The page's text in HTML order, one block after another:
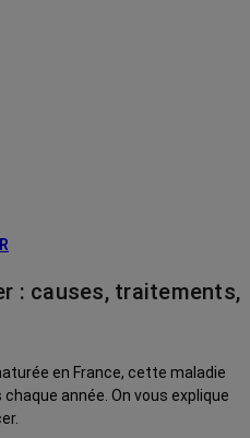
: causes, traitements,
en France, cette maladie
année. On vous explique